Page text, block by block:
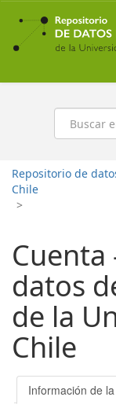
Ir
contenido
principal
Buscar
Repositorio de
Chile
>
datos
de la
Chile
Información de